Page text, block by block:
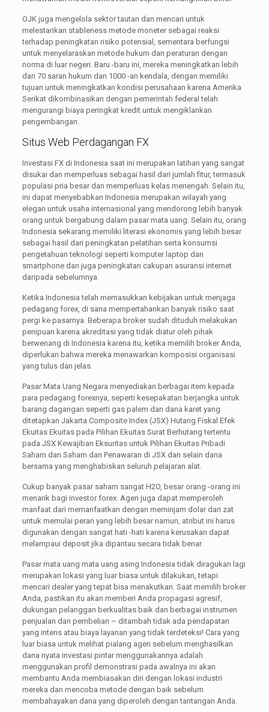
OJK juga mengelola sektor tautan dan mencari untuk
melestarikan stableness metode moneter sebagai reaksi
terhadap peningkatan risiko potensial, sementara berfungsi
untuk menyelaraskan metode hukum dan peraturan dengan
norma di luar negeri. Baru -baru ini, mereka meningkatkan lebih
dari 70 saran hukum dan 1000 -an kendala, dengan memiliki
tujuan untuk meningkatkan kondisi perusahaan karena Amerika
Serikat dikombinasikan dengan pemerintah federal telah
mengurangi biaya peringkat kredit untuk mengiklankan
pengembangan.
Situs Web Perdagangan FX
Investasi FX di Indonesia saat ini merupakan latihan yang sangat
disukai dan memperluas sebagai hasil dari jumlah fitur, termasuk
populasi pria besar dan memperluas kelas menengah. Selain itu,
ini dapat menyebabkan Indonesia merupakan wilayah yang
elegan untuk usaha internasional yang mendorong lebih banyak
orang untuk bergabung dalam pasar mata uang. Selain itu, orang
Indonesia sekarang memiliki literasi ekonomis yang lebih besar
sebagai hasil dari peningkatan pelatihan serta konsumsi
pengetahuan teknologi seperti komputer laptop dan
smartphone dan juga peningkatan cakupan asuransi internet
daripada sebelumnya.
Ketika Indonesia telah memasukkan kebijakan untuk menjaga
pedagang forex, di sana mempertahankan banyak risiko saat
pergi ke pasarnya. Beberapa broker sudah dituduh melakukan
penipuan karena akreditasi yang tidak diatur oleh pihak
berwenang di Indonesia karena itu, ketika memilih broker Anda,
diperlukan bahwa mereka menawarkan komposisi organisasi
yang tulus dan jelas.
Pasar Mata Uang Negara menyediakan berbagai item kepada
para pedagang forexnya, seperti kesepakatan berjangka untuk
barang dagangan seperti gas palem dan dana karet yang
ditetapkan Jakarta Composite Index (JSX) Hutang Fiskal Efek
Ekuitas Ekuitas pada Pilihan Ekuitas Surat Berhutang tertentu
pada JSX Kewajiban Eksuritas untuk Pilihan Ekuitas Pribadi
Saham dan Saham dan Penawaran di JSX dan selain dana
bersama yang menghabiskan seluruh pelajaran alat.
Cukup banyak pasar saham sangat H2O, besar orang -orang ini
menarik bagi investor forex. Agen juga dapat memperoleh
manfaat dari memanfaatkan dengan meminjam dolar dari zat
untuk memulai peran yang lebih besar namun, atribut ini harus
digunakan dengan sangat hati -hati karena kerusakan dapat
melampaui deposit jika dipantau secara tidak benar.
Pasar mata uang mata uang asing Indonesia tidak diragukan lagi
merupakan lokasi yang luar biasa untuk dilakukan, tetapi
mencari dealer yang tepat bisa menakutkan. Saat memilih broker
Anda, pastikan itu akan memberi Anda propagasi agresif,
dukungan pelanggan berkualitas baik dan berbagai instrumen
penjualan dan pembelian – ditambah tidak ada pendapatan
yang intens atau biaya layanan yang tidak terdeteksi! Cara yang
luar biasa untuk melihat pialang agen sebelum menghasilkan
dana nyata investasi pintar menggunakannya adalah
menggunakan profil demonstrasi pada awalnya ini akan
membantu Anda membiasakan diri dengan lokasi industri
mereka dan mencoba metode dengan baik sebelum
membahayakan dana yang diperoleh dengan tantangan Anda.